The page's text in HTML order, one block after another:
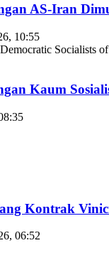
AS-Iran
10:55
Kaum
Kontrak
06:52